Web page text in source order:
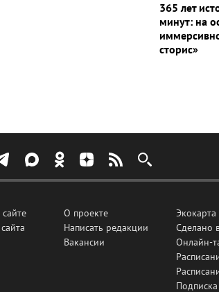
365 лет
минут: на
сторис»
О проекте
Написать редакции
Вакансии
Экокарта
Сделано
Онлайн-